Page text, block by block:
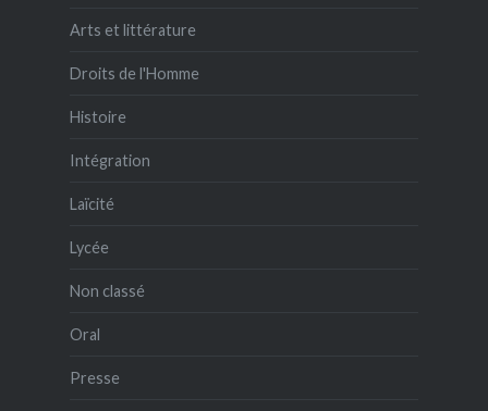
Arts et littérature
Droits de l'Homme
Histoire
Intégration
Laïcité
Lycée
Non classé
Oral
Presse